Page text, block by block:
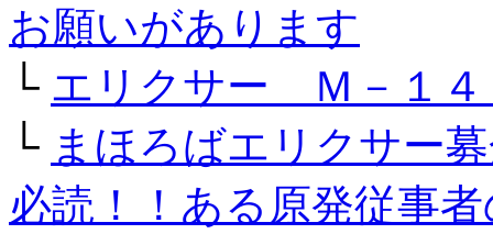
お願いがあります
└ エリクサー Ｍ－１４
└ まほろばエリクサー
必読！！ある原発従事